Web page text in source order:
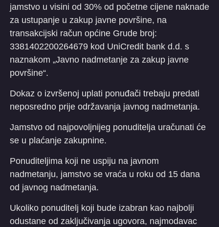
jamstvo u visini od 30% od početne cijene naknade
za ustupanje u zakup javne površine, na
transakcijski račun općine Grude broj:
3381402200264679 kod UniCredit bank d.d. s
naznakom „Javno nadmetanje za zakup javne
površine“.
Dokaz o izvršenoj uplati ponuđači trebaju predati
neposredno prije održavanja javnog nadmetanja.
Jamstvo od najpovoljnijeg ponuditelja uračunati će
se u plaćanje zakupnine.
Ponuditeljima koji ne uspiju na javnom
nadmetanju, jamstvo se vraća u roku od 15 dana
od javnog nadmetanja.
Ukoliko ponuditelj koji bude izabran kao najbolji
odustane od zaključivanja ugovora, najmodavac